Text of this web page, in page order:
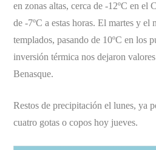
en zonas altas, cerca de -12ºC en el
de -7ºC a estas horas. El martes y el
templados, pasando de 10ºC en los
inversión térmica nos dejaron
Benasque.
Restos de precipitación el lunes, ya
cuatro gotas o copos hoy jueves.